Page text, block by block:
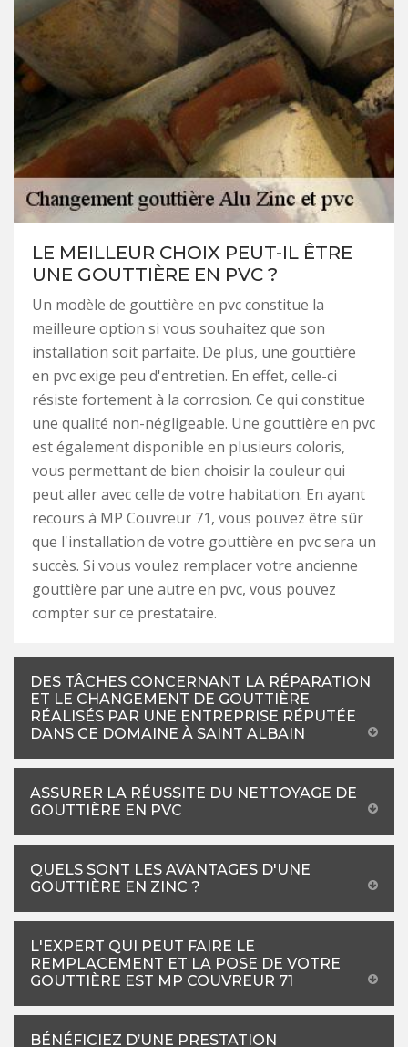
LE MEILLEUR CHOIX PEUT-IL ÊTRE
UNE GOUTTIÈRE EN PVC ?
Un modèle de gouttière en pvc constitue la
meilleure option si vous souhaitez que son
installation soit parfaite. De plus, une gouttière
en pvc exige peu d'entretien. En effet, celle-ci
résiste fortement à la corrosion. Ce qui constitue
une qualité non-négligeable. Une gouttière en pvc
est également disponible en plusieurs coloris,
vous permettant de bien choisir la couleur qui
peut aller avec celle de votre habitation. En ayant
recours à MP Couvreur 71, vous pouvez être sûr
que l'installation de votre gouttière en pvc sera un
succès. Si vous voulez remplacer votre ancienne
gouttière par une autre en pvc, vous pouvez
compter sur ce prestataire.
DES TÂCHES CONCERNANT LA RÉPARATION
ET LE CHANGEMENT DE GOUTTIÈRE
RÉALISÉS PAR UNE ENTREPRISE RÉPUTÉE
DANS CE DOMAINE À SAINT ALBAIN
ASSURER LA RÉUSSITE DU NETTOYAGE DE
GOUTTIÈRE EN PVC
QUELS SONT LES AVANTAGES D'UNE
GOUTTIÈRE EN ZINC ?
L'EXPERT QUI PEUT FAIRE LE
REMPLACEMENT ET LA POSE DE VOTRE
GOUTTIÈRE EST MP COUVREUR 71
BÉNÉFICIEZ D’UNE PRESTATION